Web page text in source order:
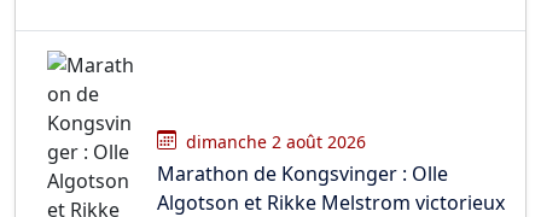
dimanche 2 août 2026
Marathon de Kongsvinger : Olle
Algotson et Rikke Melstrom victorieux